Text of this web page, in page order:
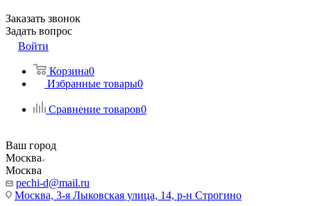
Заказать звонок
Задать вопрос
Войти
Корзина0
Избранные товары0
Сравнение товаров0
Ваш город
Москва
Москва
pechi-d@mail.ru
Москва, 3-я Лыковская улица, 14, р-н Строгино